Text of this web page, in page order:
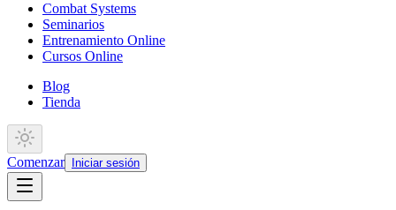
Combat Systems
Seminarios
Entrenamiento Online
Cursos Online
Blog
Tienda
Comenzar Iniciar sesión